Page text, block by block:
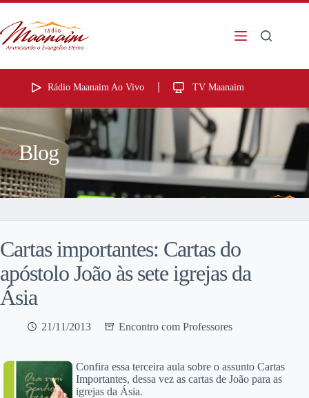
Rádio Maanaim Ao Vivo TV Maanaim
Blog
Cartas importantes: Cartas do
apóstolo João às sete igrejas da
Ásia
21/11/2013 Encontro com Professores
Confira essa terceira aula sobre o assunto Cartas
Importantes, dessa vez as cartas de João para as
igrejas da Ásia.